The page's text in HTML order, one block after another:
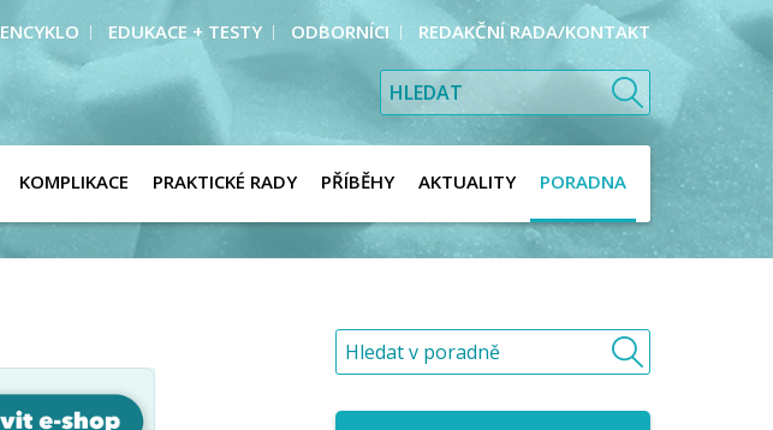
ENCYKLO EDUKACE + TESTY ODBORNÍCI REDAKČNÍ RADA/KONTAKT
KOMPLIKACE PRAKTICKÉ RADY PŘÍBĚHY AKTUALITY PORADNA